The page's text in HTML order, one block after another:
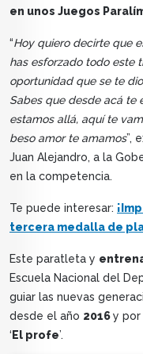
en unos Juegos
“Hoy quiero decirte que
has esforzado todo este
oportunidad que se te
Sabes que desde acá te
estamos allá, aquí te
beso amor te amamos”,
Juan Alejandro, a la
en la competencia.
Te puede interesar:
tercera medalla de
Este paratleta y
Escuela Nacional del
guiar las nuevas
desde el año 2016y por
‘ El profe’.